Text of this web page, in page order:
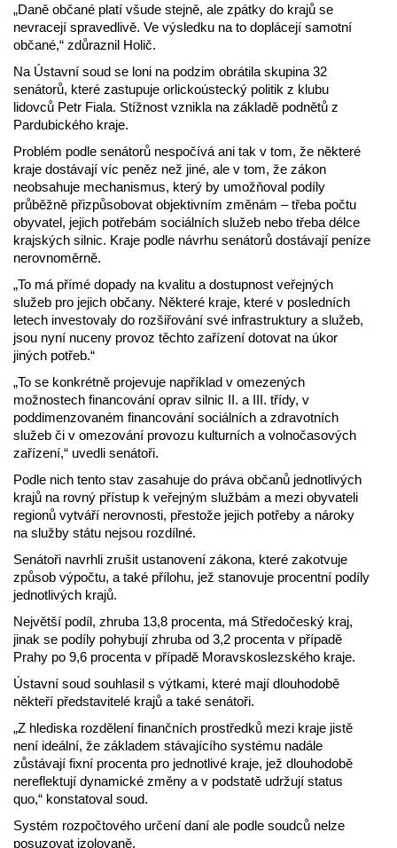
„Daně občané platí všude stejně, ale zpátky do krajů se
nevracejí spravedlivě. Ve výsledku na to doplácejí samotní
občané,“ zdůraznil Holič.
Na Ústavní soud se loni na podzim obrátila skupina 32
senátorů, které zastupuje orlickoústecký politik z klubu
lidovců Petr Fiala. Stížnost vznikla na základě podnětů z
Pardubického kraje.
Problém podle senátorů nespočívá ani tak v tom, že některé
kraje dostávají víc peněz než jiné, ale v tom, že zákon
neobsahuje mechanismus, který by umožňoval podíly
průběžně přizpůsobovat objektivním změnám – třeba počtu
obyvatel, jejich potřebám sociálních služeb nebo třeba délce
krajských silnic. Kraje podle návrhu senátorů dostávají peníze
nerovnoměrně.
„To má přímé dopady na kvalitu a dostupnost veřejných
služeb pro jejich občany. Některé kraje, které v posledních
letech investovaly do rozšiřování své infrastruktury a služeb,
jsou nyní nuceny provoz těchto zařízení dotovat na úkor
jiných potřeb.“
„To se konkrétně projevuje například v omezených
možnostech financování oprav silnic II. a III. třídy, v
poddimenzovaném financování sociálních a zdravotních
služeb či v omezování provozu kulturních a volnočasových
zařízení,“ uvedli senátoři.
Podle nich tento stav zasahuje do práva občanů jednotlivých
krajů na rovný přístup k veřejným službám a mezi obyvateli
regionů vytváří nerovnosti, přestože jejich potřeby a nároky
na služby státu nejsou rozdílné.
Senátoři navrhli zrušit ustanovení zákona, které zakotvuje
způsob výpočtu, a také přílohu, jež stanovuje procentní podíly
jednotlivých krajů.
Největší podíl, zhruba 13,8 procenta, má Středočeský kraj,
jinak se podíly pohybují zhruba od 3,2 procenta v případě
Prahy po 9,6 procenta v případě Moravskoslezského kraje.
Ústavní soud souhlasil s výtkami, které mají dlouhodobě
někteří představitelé krajů a také senátoři.
„Z hlediska rozdělení finančních prostředků mezi kraje jistě
není ideální, že základem stávajícího systému nadále
zůstávají fixní procenta pro jednotlivé kraje, jež dlouhodobě
nereflektují dynamické změny a v podstatě udržují status
quo,“ konstatoval soud.
Systém rozpočtového určení daní ale podle soudců nelze
posuzovat izolovaně.